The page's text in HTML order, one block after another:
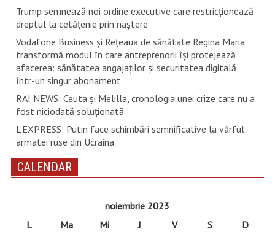
Trump semnează noi ordine executive care restricţionează
dreptul la cetăţenie prin naştere
Vodafone Business și Rețeaua de sănătate Regina Maria
transformă modul în care antreprenorii își protejează
afacerea: sănătatea angajaților și securitatea digitală,
într-un singur abonament
RAI NEWS: Ceuta și Melilla, cronologia unei crize care nu a
fost niciodată soluționată
L’EXPRESS: Putin face schimbări semnificative la vârful
armatei ruse din Ucraina
CALENDAR
noiembrie 2023
L
Ma Mi J V S
D